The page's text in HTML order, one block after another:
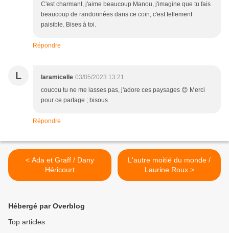
C'est charmant, j'aime beaucoup Manou, j'imagine que tu fais
beaucoup de randonnées dans ce coin, c'est tellement
paisible. Bises à toi.
Répondre
L laramicelle 03/05/2023 13:21
coucou tu ne me lasses pas, j'adore ces paysages 😊 Merci
pour ce partage ; bisous
Répondre
< Ada et Graff / Dany
Héricourt
L'autre moitié du monde /
Laurine Roux >
Hébergé par Overblog
Top articles